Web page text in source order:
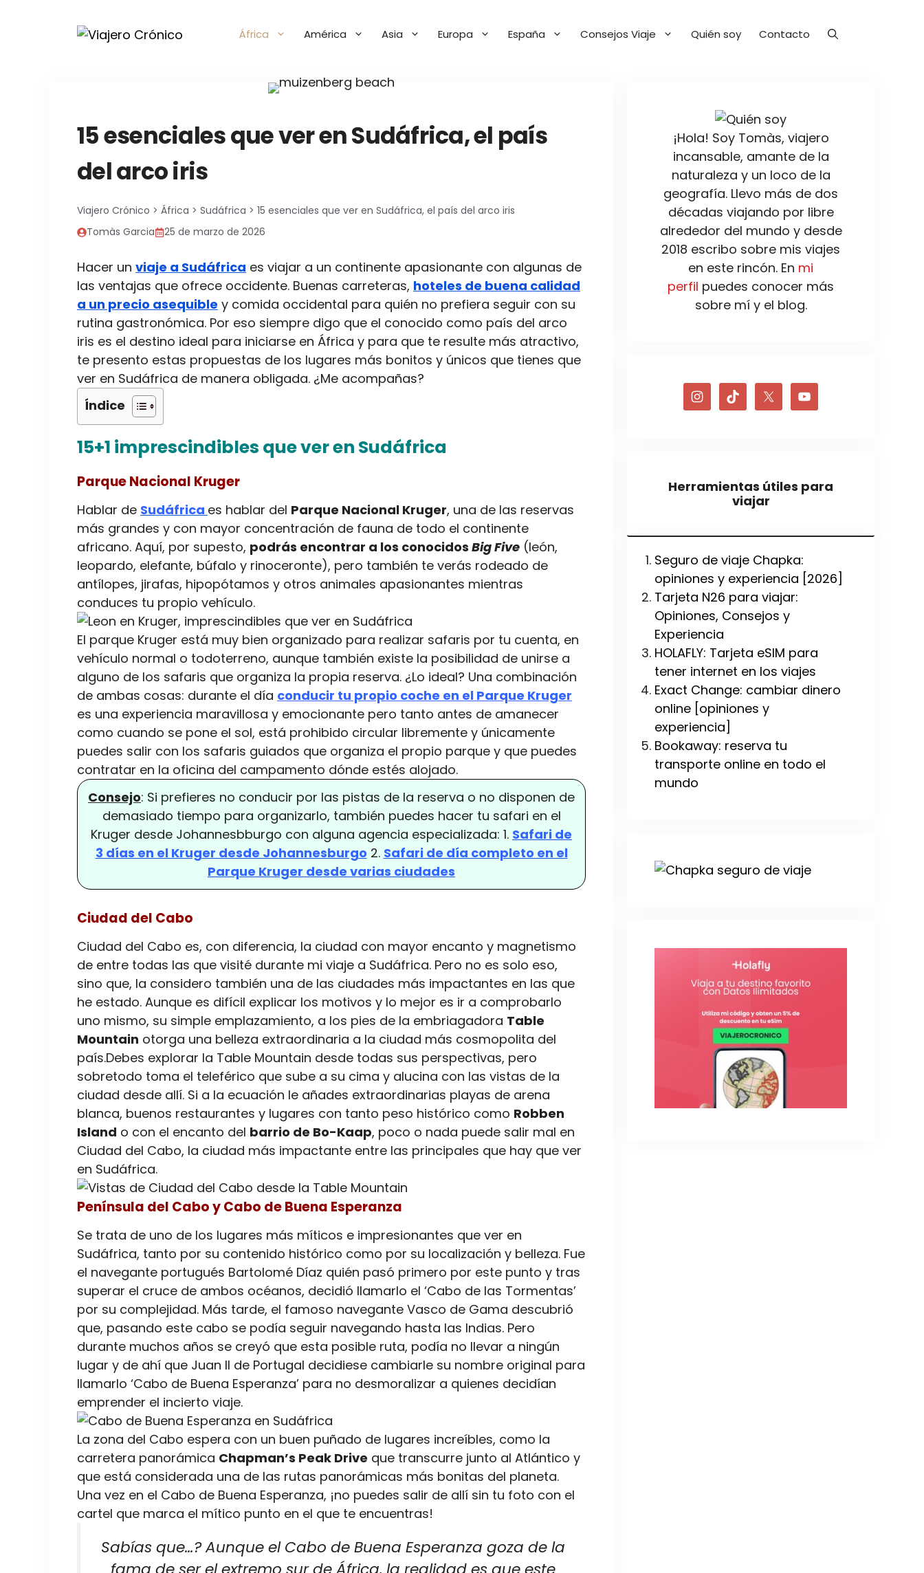
África América Asia Europa España Consejos Viaje Quién soy Contacto
15 esenciales que ver en Sudáfrica, el país
del arco iris
Viajero Crónico > África > Sudáfrica > 15 esenciales que ver en Sudáfrica, el país del arco iris
Tomàs Garcia
25 de marzo de 2026
Hacer un viaje a Sudáfrica es viajar a un continente apasionante con algunas de
las ventajas que ofrece occidente. Buenas carreteras, hoteles de buena calidad
a un precio asequible y comida occidental para quién no prefiera seguir con su
rutina gastronómica. Por eso siempre digo que el conocido como país del arco
iris es el destino ideal para iniciarse en África y para que te resulte más atractivo,
te presento estas propuestas de los lugares más bonitos y únicos que tienes que
ver en Sudáfrica de manera obligada. ¿Me acompañas?
Índice
15+1 imprescindibles que ver en Sudáfrica
Parque Nacional Kruger
Hablar de Sudáfrica es hablar del Parque Nacional Kruger, una de las reservas
más grandes y con mayor concentración de fauna de todo el continente
africano. Aquí, por supesto, podrás encontrar a los conocidos Big Five (león,
leopardo, elefante, búfalo y rinoceronte), pero también te verás rodeado de
antílopes, jirafas, hipopótamos y otros animales apasionantes mientras
conduces tu propio vehículo.
El parque Kruger está muy bien organizado para realizar safaris por tu cuenta, en
vehículo normal o todoterreno, aunque también existe la posibilidad de unirse a
alguno de los safaris que organiza la propia reserva. ¿Lo ideal? Una combinación
de ambas cosas: durante el día conducir tu propio coche en el Parque Kruger
es una experiencia maravillosa y emocionante pero tanto antes de amanecer
como cuando se pone el sol, está prohibido circular libremente y únicamente
puedes salir con los safaris guiados que organiza el propio parque y que puedes
contratar en la oficina del campamento dónde estés alojado.
Consejo: Si prefieres no conducir por las pistas de la reserva o no disponen de
demasiado tiempo para organizarlo, también puedes hacer tu safari en el
Kruger desde Johannesbburgo con alguna agencia especializada: 1. Safari de
3 días en el Kruger desde Johannesburgo 2. Safari de día completo en el
Parque Kruger desde varias ciudades
Ciudad del Cabo
Ciudad del Cabo es, con diferencia, la ciudad con mayor encanto y magnetismo
de entre todas las que visité durante mi viaje a Sudáfrica. Pero no es solo eso,
sino que, la considero también una de las ciudades más impactantes en las que
he estado. Aunque es difícil explicar los motivos y lo mejor es ir a comprobarlo
uno mismo, su simple emplazamiento, a los pies de la embriagadora Table
Mountain otorga una belleza extraordinaria a la ciudad más cosmopolita del
país.Debes explorar la Table Mountain desde todas sus perspectivas, pero
sobretodo toma el teleférico que sube a su cima y alucina con las vistas de la
ciudad desde allí. Si a la ecuación le añades extraordinarias playas de arena
blanca, buenos restaurantes y lugares con tanto peso histórico como Robben
Island o con el encanto del barrio de Bo-Kaap, poco o nada puede salir mal en
Ciudad del Cabo, la ciudad más impactante entre las principales que hay que ver
en Sudáfrica.
Península del Cabo y Cabo de Buena Esperanza
Se trata de uno de los lugares más míticos e impresionantes que ver en
Sudáfrica, tanto por su contenido histórico como por su localización y belleza. Fue
el navegante portugués Bartolomé Díaz quién pasó primero por este punto y tras
superar el cruce de ambos océanos, decidió llamarlo el ‘Cabo de las Tormentas’
por su complejidad. Más tarde, el famoso navegante Vasco de Gama descubrió
que, pasando este cabo se podía seguir navegando hasta las Indias. Pero
durante muchos años se creyó que esta posible ruta, podía no llevar a ningún
lugar y de ahí que Juan II de Portugal decidiese cambiarle su nombre original para
llamarlo ‘Cabo de Buena Esperanza’ para no desmoralizar a quienes decidían
emprender el incierto viaje.
La zona del Cabo espera con un buen puñado de lugares increíbles, como la
carretera panorámica Chapman’s Peak Drive que transcurre junto al Atlántico y
que está considerada una de las rutas panorámicas más bonitas del planeta.
Una vez en el Cabo de Buena Esperanza, ¡no puedes salir de allí sin tu foto con el
cartel que marca el mítico punto en el que te encuentras!
Sabías que…? Aunque el Cabo de Buena Esperanza goza de la
¡Hola! Soy Tomàs, viajero
incansable, amante de la
naturaleza y un loco de la
geografía. Llevo más de dos
décadas viajando por libre
alrededor del mundo y desde
2018 escribo sobre mis viajes
en este rincón. En mi
perfil puedes conocer más
sobre mí y el blog.
Herramientas útiles para
viajar
Seguro de viaje Chapka:
opiniones y experiencia [2026]
Tarjeta N26 para viajar:
Opiniones, Consejos y
Experiencia
HOLAFLY: Tarjeta eSIM para
tener internet en los viajes
Exact Change: cambiar dinero
online [opiniones y
experiencia]
Bookaway: reserva tu
transporte online en todo el
mundo